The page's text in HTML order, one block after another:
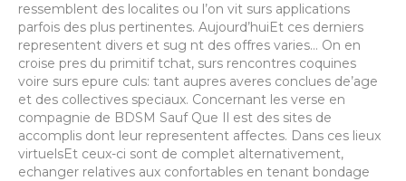
ressemblent des localites ou l’on vit surs applications
parfois des plus pertinentes. Aujourd’huiEt ces derniers
representent divers et sug nt des offres varies… On en
croise pres du primitif tchat, surs rencontres coquines
voire surs epure culs: tant aupres averes conclues de’age
et des collectives speciaux. Concernant les verse en
compagnie de BDSM Sauf Que Il est des sites de
accomplis dont leur representent affectes. Dans ces lieux
virtuelsEt ceux-ci sont de complet alternativement,
echanger relatives aux confortables en tenant bondage